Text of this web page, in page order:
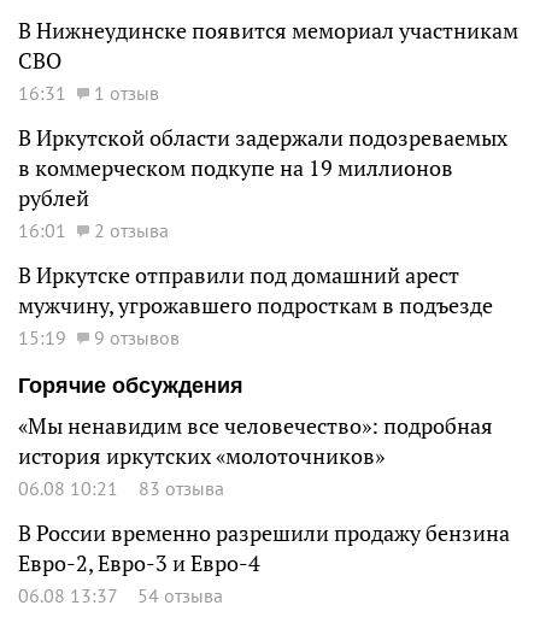
В Нижнеудинске появится мемориал участникам
СВО
16:31 1 отзыв
В Иркутской области задержали подозреваемых
в коммерческом подкупе на 19 миллионов
рублей
16:01 2 отзыва
В Иркутске отправили под домашний арест
мужчину, угрожавшего подросткам в подъезде
15:19
9 отзывов
Горячие обсуждения
«Мы ненавидим все человечество»: подробная
история иркутских «молоточников»
06.08 10:21 83 отзыва
В России временно разрешили продажу бензина
Евро-2, Евро-3 и Евро-4
06.08 13:37 54 отзыва